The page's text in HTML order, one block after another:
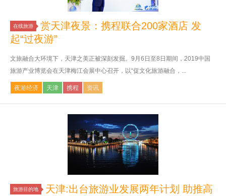
在线旅游
赏天津夜景：携程联合200家酒店 发
起“过夜游”
文旅融合大环境下，天津之美正被深刻发掘。9月6日至8日期间，2019中国
旅游产业博览会在天津梅江会展中心召开，以“促文化旅游融合，...
夜游经济 天津 携程 资讯
旅游目的地
天津:出台旅游业发展两年计划 助推高